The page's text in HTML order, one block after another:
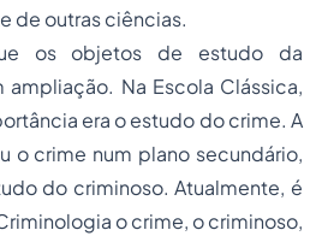
de outras ciências.
os objetos de estudo da
ampliação. Na Escola Clássica,
era o estudo do crime. A
o crime num plano secundário,
do criminoso. Atualmente, é
o crime, o criminoso,